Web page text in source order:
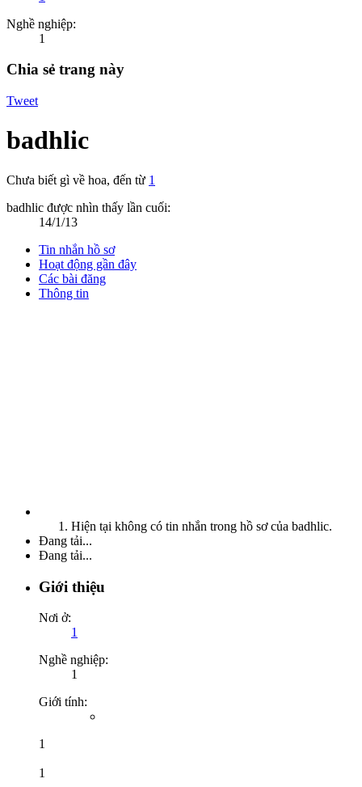
Nghề nghiệp:
1
Chia sẻ trang này
Tweet
badhlic
Chưa biết gì về hoa, đến từ 1
badhlic được nhìn thấy lần cuối:
14/1/13
Tin nhắn hồ sơ
Hoạt động gần đây
Các bài đăng
Thông tin
Hiện tại không có tin nhắn trong hồ sơ của badhlic.
Đang tải...
Đang tải...
Giới thiệu
Nơi ở:
1
Nghề nghiệp:
1
Giới tính:
1
1